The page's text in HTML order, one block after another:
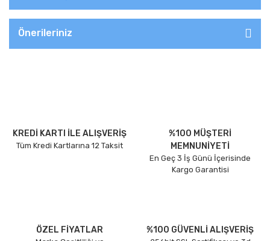
Önerileriniz
KREDİ KARTI İLE ALIŞVERİŞ
Tüm Kredi Kartlarına 12 Taksit
%100 MÜŞTERİ
MEMNUNİYETİ
En Geç 3 İş Günü İçerisinde
Kargo Garantisi
ÖZEL FİYATLAR %100 GÜVENLİ ALIŞVERİŞ